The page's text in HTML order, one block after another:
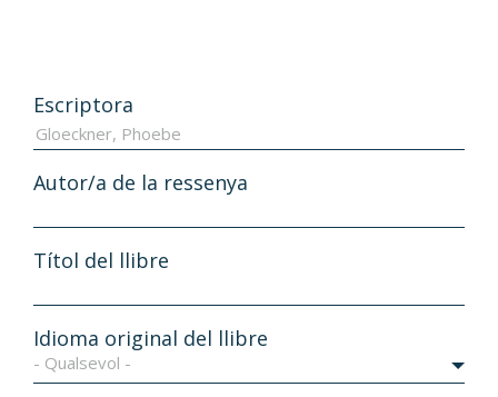
Escriptora
Autor/a de la ressenya
Títol del llibre
Idioma original del llibre
- Qualsevol -